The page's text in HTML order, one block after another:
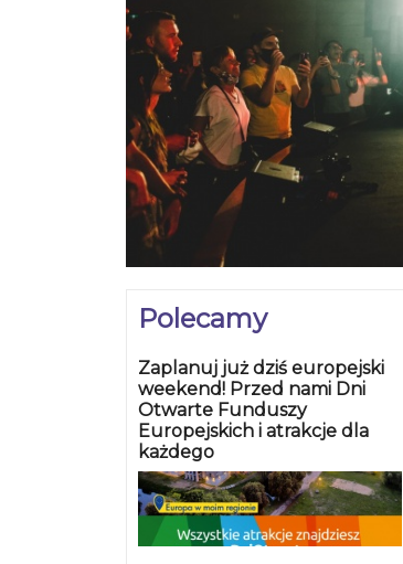
Polecamy
Zaplanuj już dziś europejski
weekend! Przed nami Dni
Otwarte Funduszy
Europejskich i atrakcje dla
każdego